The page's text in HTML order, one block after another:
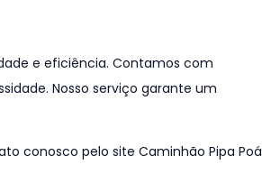
e eficiência. Contamos com
Nosso serviço garante um
conosco pelo site Caminhão Pipa Poá